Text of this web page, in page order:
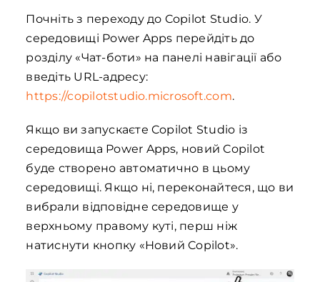
Почніть з переходу до Copilot Studio. У
середовищі Power Apps перейдіть до
розділу «Чат-боти» на панелі навігації або
введіть URL-адресу:
https://copilotstudio.microsoft.com.
Якщо ви запускаєте Copilot Studio із
середовища Power Apps, новий Copilot
буде створено автоматично в цьому
середовищі. Якщо ні, переконайтеся, що ви
вибрали відповідне середовище у
верхньому правому куті, перш ніж
натиснути кнопку «Новий Copilot».